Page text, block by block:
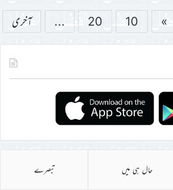
»
10
20
... آخری
حال ہی میں تبصرے